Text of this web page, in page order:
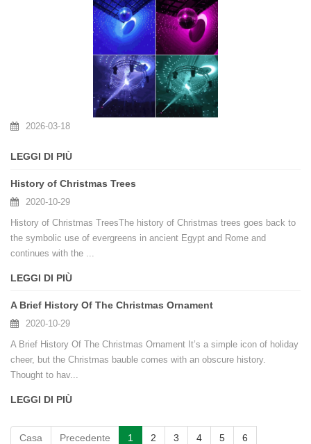
2026-03-18
LEGGI DI PIÙ
History of Christmas Trees
2020-10-29
History of Christmas TreesThe history of Christmas trees goes back to
the symbolic use of evergreens in ancient Egypt and Rome and
continues with the ...
LEGGI DI PIÙ
A Brief History Of The Christmas Ornament
2020-10-29
A Brief History Of The Christmas Ornament It’s a simple icon of holiday
cheer, but the Christmas bauble comes with an obscure history.
Thought to hav...
LEGGI DI PIÙ
Casa Precedente 1 2 3 4 5 6